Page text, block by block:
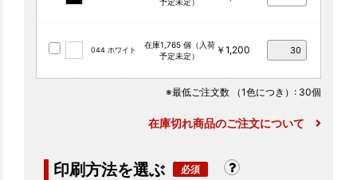
044 ホワイト
在庫1,765 個（入荷
予定未定）
￥1,200
※最低ご注文数 （1色につき） : 30個
在庫切れ商品のご注文について
印刷方法を選ぶ